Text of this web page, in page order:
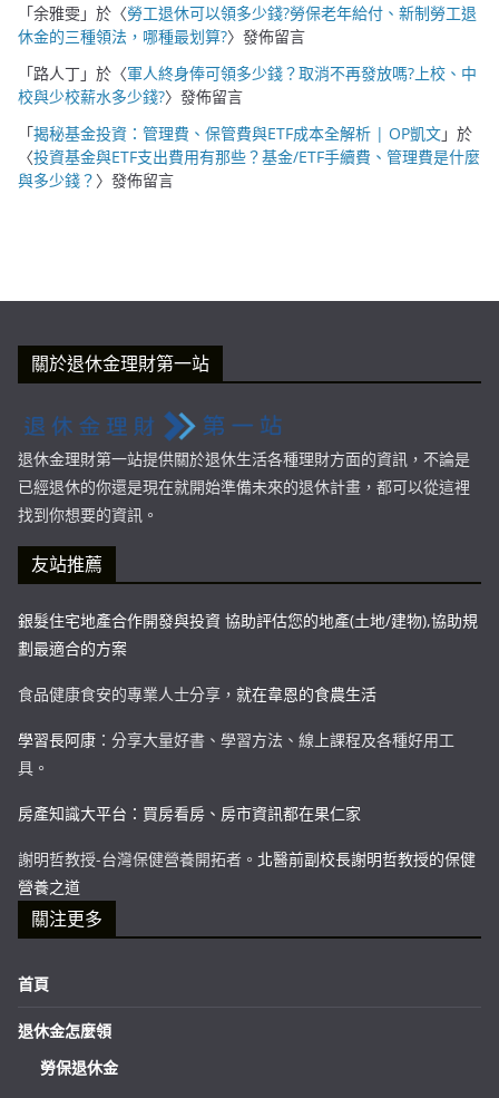
「余雅雯」於〈勞工退休可以領多少錢?勞保老年給付、新制勞工退
休金的三種領法，哪種最划算?〉發佈留言
「路人丁」於〈軍人終身俸可領多少錢？取消不再發放嗎?上校、中
校與少校薪水多少錢?〉發佈留言
「揭秘基金投資：管理費、保管費與ETF成本全解析 | OP凱文」於
〈投資基金與ETF支出費用有那些？基金/ETF手續費、管理費是什麼
與多少錢？ 〉發佈留言
關於退休金理財第一站
退休金理財第一站提供關於退休生活各種理財方面的資訊，不論是
已經退休的你還是現在就開始準備未來的退休計畫，都可以從這裡
找到你想要的資訊。
友站推薦
銀髮住宅地產合作開發與投資 協助評估您的地產(土地/建物),協助規
劃最適合的方案
食品健康食安的專業人士分享， 就在韋恩的食農生活
學習長阿康 ：分享大量好書、學習方法、線上課程及各種好用工
具。
房產知識大平台：買房看房、房市資訊都在果仁家
謝明哲教授-台灣保健營養開拓者。 北醫前副校長謝明哲教授的保健
營養之道
關注更多
首頁
退休金怎麼領
勞保退休金